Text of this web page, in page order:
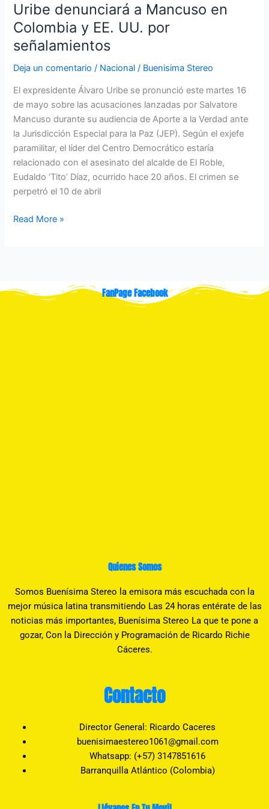
Uribe denunciará a Mancuso en
Colombia y EE. UU. por
señalamientos
Deja un comentario / Nacional / Buenisima Stereo
El expresidente Álvaro Uribe se pronunció este martes 16
de mayo sobre las acusaciones lanzadas por Salvatore
Mancuso durante su audiencia de Aporte a la Verdad ante
la Jurisdicción Especial para la Paz (JEP). Según el exjefe
paramilitar, el líder del Centro Democrático estaría
relacionado con el asesinato del alcalde de El Roble,
Eudaldo ‘Tito’ Díaz, ocurrido hace 20 años. El crimen se
perpetró el 10 de abril
Read More »
FanPage Facebook
Quienes Somos
Somos Buenísima Stereo la emisora más escuchada con la
mejor música latina transmitiendo Las 24 horas entérate de las
noticias más importantes, Buenísima Stereo La que te pone a
gozar, Con la Dirección y Programación de Ricardo Richie
Cáceres.
Contacto
Director General: Ricardo Caceres
buenisimaestereo1061@gmail.com
Whatsapp: (+57) 3147851616
Barranquilla Atlántico (Colombia)